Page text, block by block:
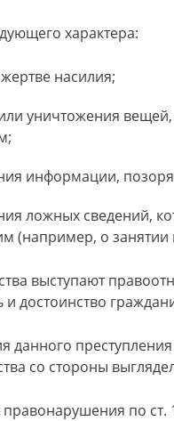
характера:
насилия;
уничтожения
информации,
ложных сведений,
(например, о занятии
выступают
и достоинство
данного
со стороны
правонарушения по